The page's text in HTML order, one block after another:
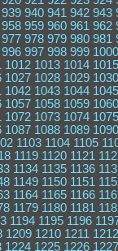
939 940 941 942 943
958 959 960 961 962
977 978 979 980 981
996 997 998 999 1000
1012 1013 1014 1015
1027 1028 1029 1030
1042 1043 1044 1045
1057 1058 1059 1060
1072 1073 1074 1075
1087 1088 1089 1090
1103 1104 1105
1119 1120 1121
1134 1135 1136
1149 1150 1151
1164 1165 1166
1179 1180 1181
1194 1195 1196
1209 1210 1211 1212
1224 1225 1226 1227